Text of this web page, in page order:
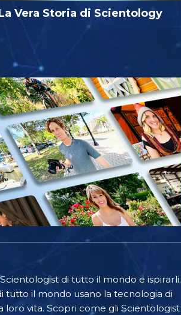
Vera Storia di Scientology
di tutto il mondo e ispirarli.
il mondo usano la tecnologia di
vita. Scopri come gli Scientologist